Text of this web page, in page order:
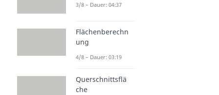
3/8 – Dauer: 04:37
Flächenberechn
ung
4/8 – Dauer: 03:19
Querschnittsflä
che